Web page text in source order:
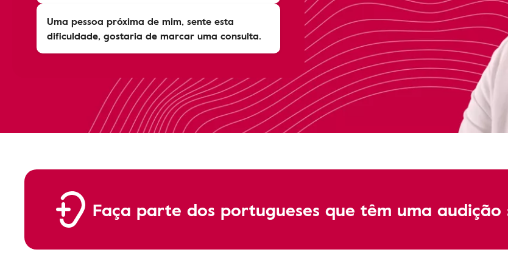
Uma pessoa próxima de mim, sente esta
dificuldade, gostaria de marcar uma consulta.
Faça parte dos portugueses que têm uma audição